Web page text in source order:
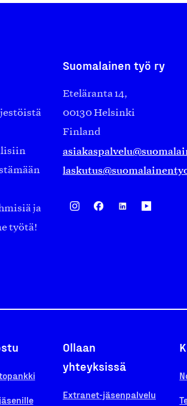
ja
työtä!
Suomalainen työ ry
Eteläranta 14,
00130 Helsinki
Finland
Ollaan
yhteyksissä
Extranet-jäsenpalvelu